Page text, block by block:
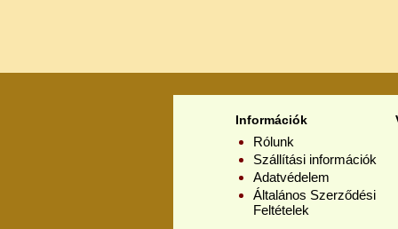
Információk
Rólunk
Szállítási információk
Adatvédelem
Általános Szerződési
Feltételek